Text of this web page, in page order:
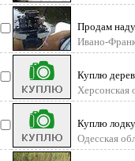
Продам
Ивано-
Куплю
Херсонская
Куплю
Одесская